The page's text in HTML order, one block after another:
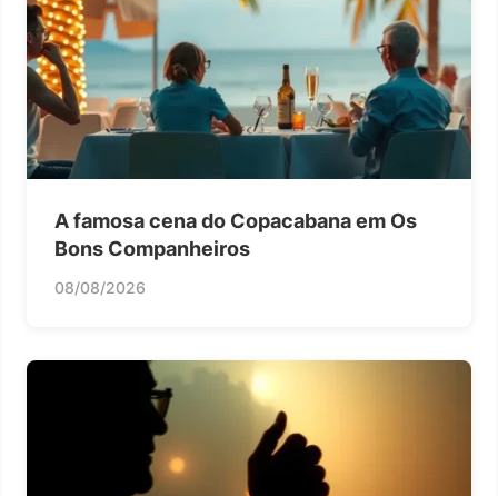
A famosa cena do Copacabana em Os
Bons Companheiros
08/08/2026